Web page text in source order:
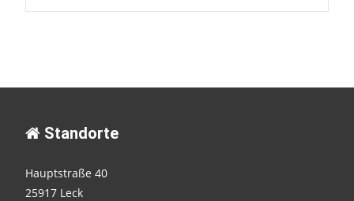
Standorte
Hauptstraße 40
25917 Leck